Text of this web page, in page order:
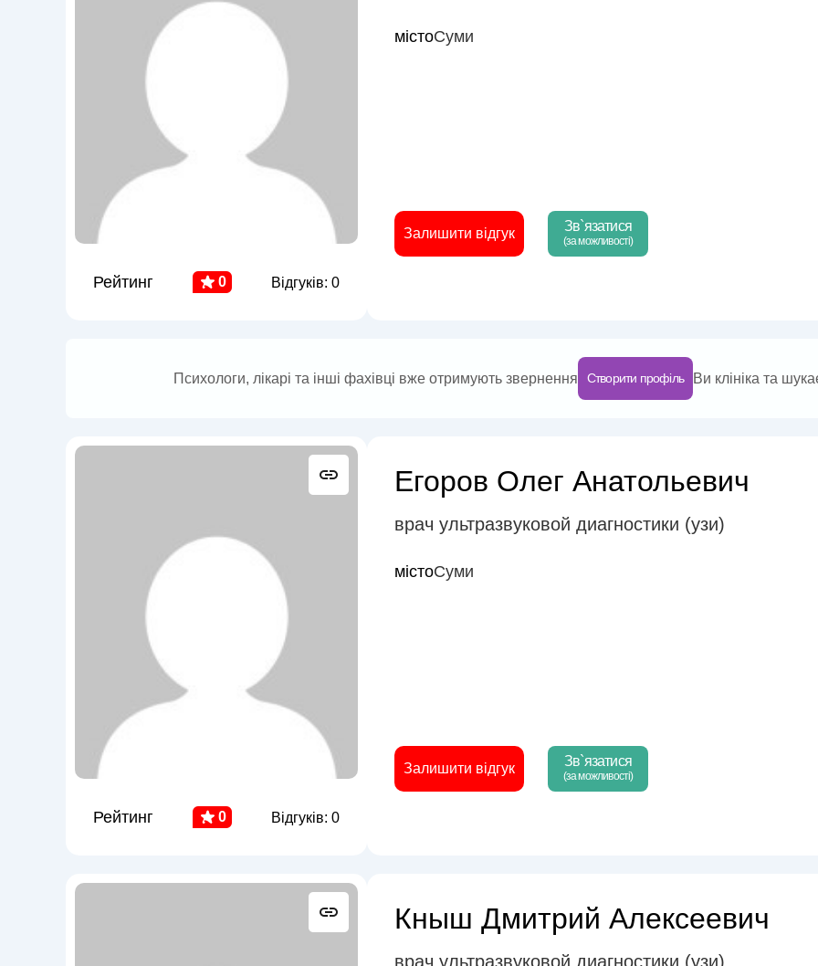
Рейтинг 0 Відгуків: 0
містоСуми
Залишити відгук Зв`язатися
(за можливості)
Психологи, лікарі та інші фахівці вже отримують звернення Створити профіль Ви клініка та
Рейтинг 0 Відгуків: 0
Егоров Олег Анатольевич
врач ультразвуковой диагностики (узи)
містоСуми
Залишити відгук Зв`язатися
(за можливості)
Кныш Дмитрий Алексеевич
врач ультразвуковой диагностики (узи)